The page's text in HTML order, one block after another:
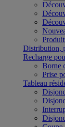
Distribution,
Recharge
Borne
Prise
Tableau